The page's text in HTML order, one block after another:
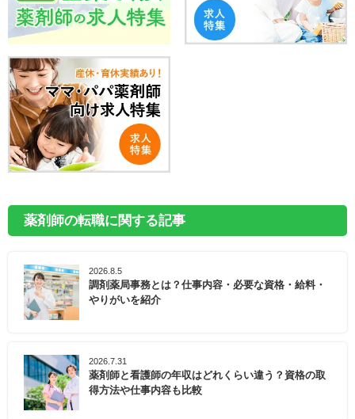
薬剤師の転職に関する記事
2026.8.5
調剤薬局事務とは？仕事内容・必要な資格・給料・
やりがいを紹介
2026.7.31
薬剤師と看護師の年収はどれくらい違う？資格の取
得方法や仕事内容も比較